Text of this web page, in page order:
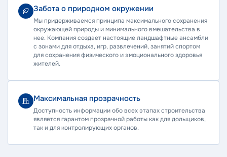
Забота о природном окружении
Мы придерживаемся принципа максимального сохранения
окружающей природы и минимального вмешательства в
нее. Компания создает настоящие ландшафтные ансамбли
с зонами для отдыха, игр, развлечений, занятий спортом
для сохранения физического и эмоционального здоровья
жителей.
Максимальная прозрачность
Доступность информации обо всех этапах строительства
является гарантом прозрачной работы как для дольщиков,
так и для контролирующих органов.